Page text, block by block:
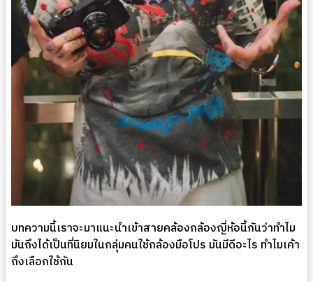
บทความนี้เราจะมาแนะนำเข้าสายคล้องกล้องญี่ห้อนี้กันว่าทำไม
มันถึงได้เป็นที่นิยมในกลุ่มคนใช้กล้องมือโปร มันมีดีอะไร ทำไมเค้า
ถึงเลือกใช้กัน